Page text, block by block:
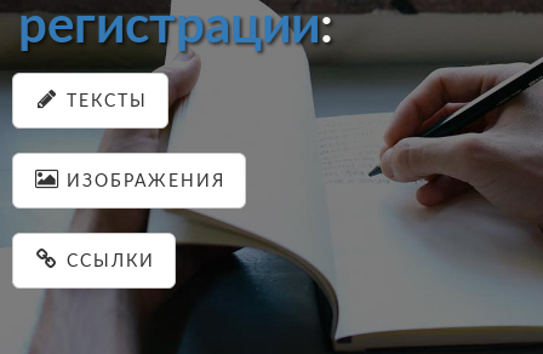
регистрации:
ТЕКСТЫ
ИЗОБРАЖЕНИЯ
ССЫЛКИ